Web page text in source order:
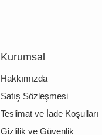
Kurumsal
Hakkımızda
Satış Sözleşmesi
Teslimat ve İade Koşulları
Gizlilik ve Güvenlik